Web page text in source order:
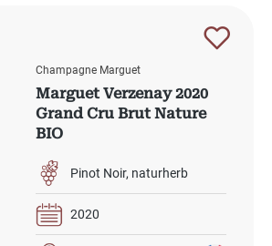
Champagne Marguet
Marguet Verzenay 2020
Grand Cru Brut Nature
BIO
Pinot Noir naturherb
2020